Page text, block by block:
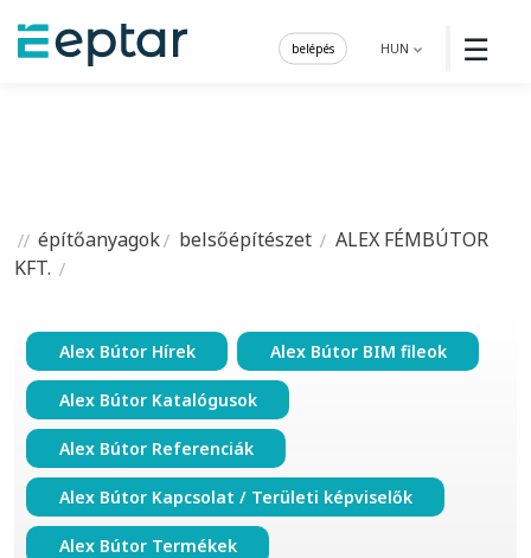
☰
HUN
belépés
építőanyagok belsőépítészet
ALEX FÉMBÚTOR
KFT.
Alex Bútor Hírek Alex Bútor BIM fileok
Alex Bútor Katalógusok
Alex Bútor Referenciák
Alex Bútor Kapcsolat / Területi képviselők
Alex Bútor Termékek